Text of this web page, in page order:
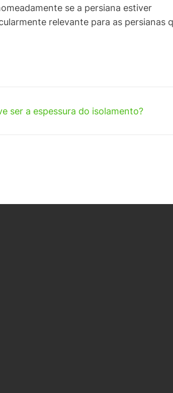
se a persiana estiver
relevante para as persianas
ser a espessura do isolamento?